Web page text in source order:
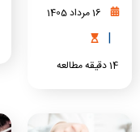
16 مرداد 1405
|
14دقیقهمطالعه